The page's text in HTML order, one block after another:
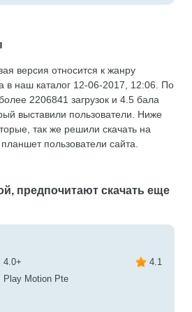
версия относится к жанру
в наш каталог 12-06-2017, 12:06. По
2206841 загрузок и 4.5 бала
выставили пользователи. Ниже
так же решили скачать на
пользователи сайта.
предпочитают скачать еще
4.0+
4.1
Play Motion Pte